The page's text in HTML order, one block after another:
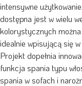
intensywne
dostępna jest w wielu
kolorystycznych
idealnie wpisującą się
Projekt dopełnia
funkcja spania typu
spania w sofach i